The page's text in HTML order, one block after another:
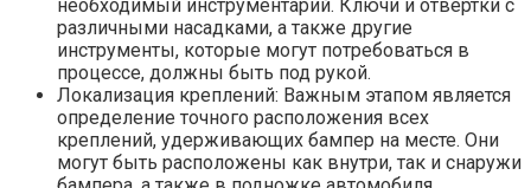
необходимый инструментарий. Ключи и отвертки с
различными насадками, а также другие
инструменты, которые могут потребоваться в
процессе, должны быть под рукой.
Локализация креплений: Важным этапом является
определение точного расположения всех
креплений, удерживающих бампер на месте. Они
могут быть расположены как внутри, так и снаружи